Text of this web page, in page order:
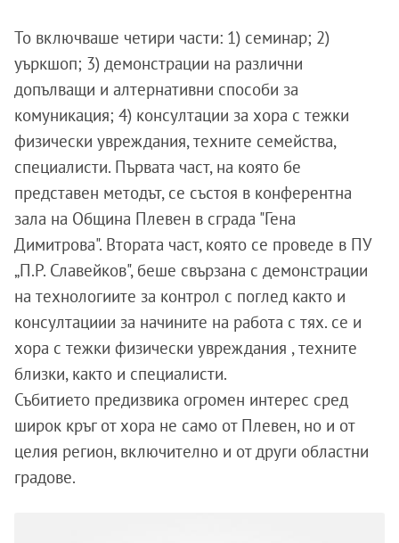
То включваше четири части: 1) семинар; 2)
уъркшоп; 3) демонстрации на различни
допълващи и алтернативни способи за
комуникация; 4) консултации за хора с тежки
физически увреждания, техните семейства,
специалисти. Първата част, на която бе
представен методът, се състоя в конферентна
зала на Община Плевен в сграда "Гена
Димитрова". Втората част, която се проведе в ПУ
„П.Р. Славейков", беше свързана с демонстрации
на технологиите за контрол с поглед както и
консултациии за начините на работа с тях. се и
хора с тежки физически увреждания , техните
близки, както и специалисти.
Събитието предизвика огромен интерес сред
широк кръг от хора не само от Плевен, но и от
целия регион, включително и от други областни
градове.